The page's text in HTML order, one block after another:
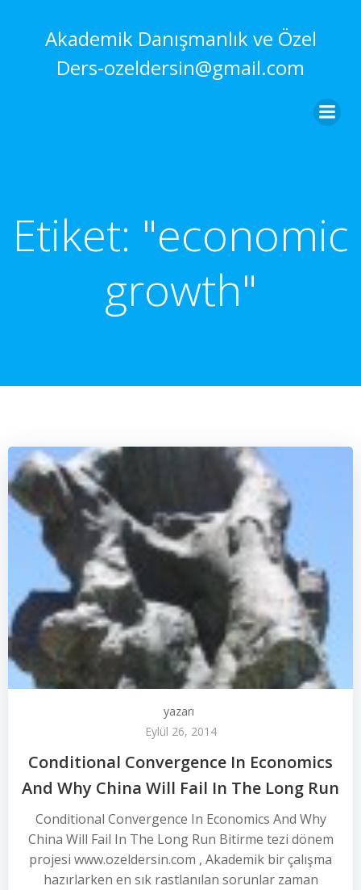
Akademik Danışmanlık ve Özel
Ders-ozeldersin@gmail.com
Etiket: "economic
growth"
yazarı
Eylül 26, 2014
Conditional Convergence In Economics
And Why China Will Fail In The Long Run
Conditional Convergence In Economics And Why
China Will Fail In The Long Run Bitirme tezi dönem
projesi www.ozeldersin.com , Akademik bir çalışma
hazırlarken en sık rastlanılan sorunlar zaman